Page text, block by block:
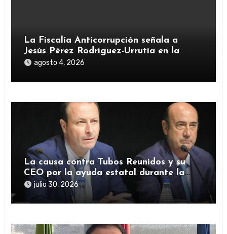
La Fiscalía Anticorrupción señala a
Jesús Pérez Rodríguez-Urrutia en la
investigación del rescate de Tubos
agosto 4, 2026
La causa contra Tubos Reunidos y su
CEO por la ayuda estatal durante la
pandemia sigue abierta
julio 30, 2026